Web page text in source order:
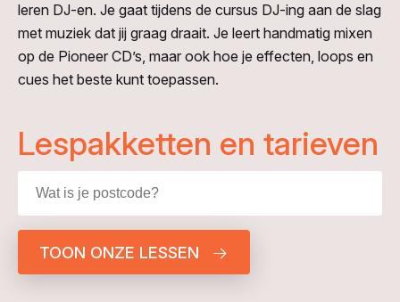
leren DJ-en. Je gaat tijdens de cursus DJ-ing aan de slag
met muziek dat jij graag draait. Je leert handmatig mixen
op de Pioneer CD’s, maar ook hoe je effecten, loops en
cues het beste kunt toepassen.
Lespakketten en tarieven
TOON ONZE LESSEN